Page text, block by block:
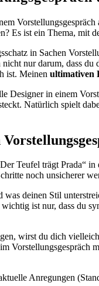
Es ist ein Thema, mit
in Sachen
nur darum, dass
ist. Meinen ultimativen
Designer in einem
Natürlich spielt
Teufel trägt Prada“
noch unsicherer
deinen Stil
ist nur, dass du
wirst du dich
Anregungen